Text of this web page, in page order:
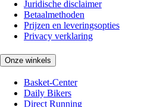
Juridische disclaimer
Betaalmethoden
Prijzen en leveringsopties
Privacy verklaring
Onze winkels
Basket-Center
Daily Bikers
Direct Running